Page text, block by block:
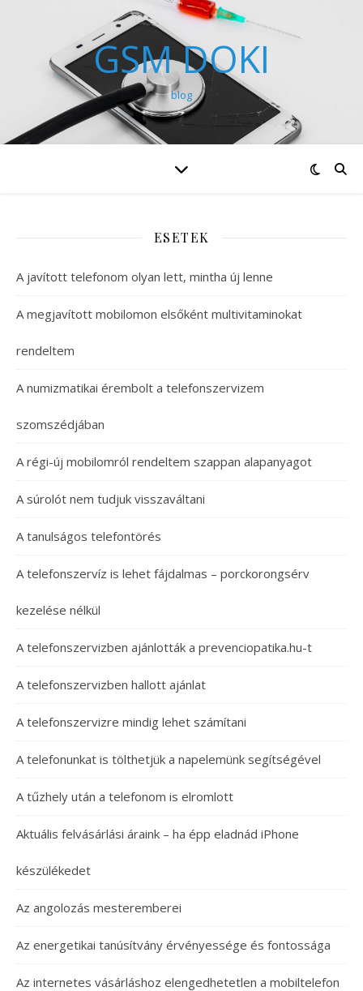
GSM DOKI
blog
ESETEK
A javított telefonom olyan lett, mintha új lenne
A megjavított mobilomon elsőként multivitaminokat
rendeltem
A numizmatikai érembolt a telefonszervizem
szomszédjában
A régi-új mobilomról rendeltem szappan alapanyagot
A súrolót nem tudjuk visszaváltani
A tanulságos telefontörés
A telefonszervíz is lehet fájdalmas – porckorongsérv
kezelése nélkül
A telefonszervizben ajánlották a prevenciopatika.hu-t
A telefonszervizben hallott ajánlat
A telefonszervizre mindig lehet számítani
A telefonunkat is tölthetjük a napelemünk segítségével
A tűzhely után a telefonom is elromlott
Aktuális felvásárlási áraink – ha épp eladnád iPhone
készülékedet
Az angolozás mesteremberei
Az energetikai tanúsítvány érvényessége és fontossága
Az internetes vásárláshoz elengedhetetlen a mobiltelefon